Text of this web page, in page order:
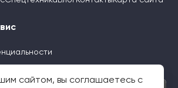
сайтом, вы соглашаетесь с